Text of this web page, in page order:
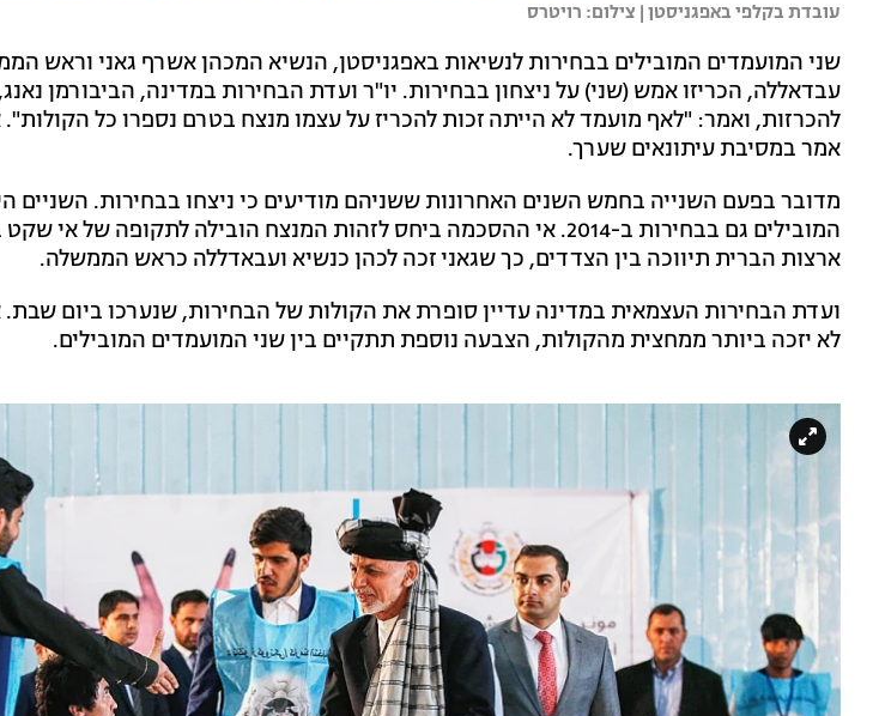
עובדת בקלפי באפגניסטן | צילום: רויטרס
שני המועמדים המובילים בבחירות לנשיאות באפגניסטן, הנשיא המכהן אשרף גאני וראש
עבדאללה, הכריזו אמש (שני) על ניצחון בבחירות. יו"ר ועדת הבחירות במדינה, הביבורמן
להכרזות, ואמר: "לאף מועמד לא הייתה זכות להכריז על עצמו מנצח בטרם נספרו כל
אמר במסיבת עיתונאים שערך.
מדובר בפעם השנייה בחמש השנים האחרונות ששניהם מודיעים כי ניצחו בבחירות. השניים
המובילים גם בבחירות ב-2014. אי ההסכמה ביחס לזהות המנצח הובילה לתקופה של
ארצות הברית תיווכה בין הצדדים, כך שגאני זכה לכהן כנשיא ועבאדללה כראש הממשלה.
ועדת הבחירות העצמאית במדינה עדיין סופרת את הקולות של הבחירות, שנערכו ביום
לא יזכה ביותר ממחצית מהקולות, הצבעה נוספת תתקיים בין שני המועמדים המובילים.